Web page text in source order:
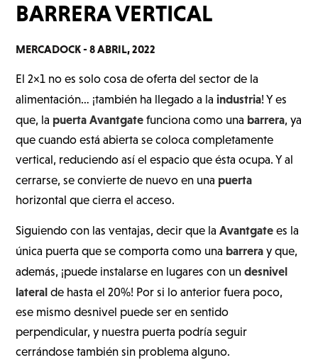
BARRERA VERTICAL
MERCADOCK -8 ABRIL, 2022
El 2×1 no es solo cosa de oferta del sector de la
alimentación… ¡también ha llegado a laindustria! Y es
que, la puerta Avantgate funciona como una barrera, ya
que cuando está abierta se coloca completamente
vertical, reduciendo así el espacio que ésta ocupa. Y al
cerrarse, se convierte de nuevo en una puerta
horizontal que cierra el acceso.
Siguiendo con las ventajas, decir que laAvantgate es la
única puerta que se comporta como una barrera y que,
además, ¡puede instalarse en lugares con undesnivel
lateral de hasta el 20%! Por si lo anterior fuera poco,
ese mismo desnivel puede ser en sentido
perpendicular, y nuestra puerta podría seguir
cerrándose también sin problema alguno.